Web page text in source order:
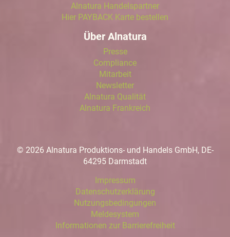
Alnatura Handelspartner
Hier PAYBACK Karte bestellen
Über Alnatura
Presse
Compliance
Mitarbeit
Newsletter
Alnatura Qualität
Alnatura Frankreich
© 2026 Alnatura Produktions- und Handels GmbH, DE-
64295 Darmstadt
Impressum
Datenschutzerklärung
Nutzungsbedingungen
Meldesystem
Informationen zur Barrierefreiheit